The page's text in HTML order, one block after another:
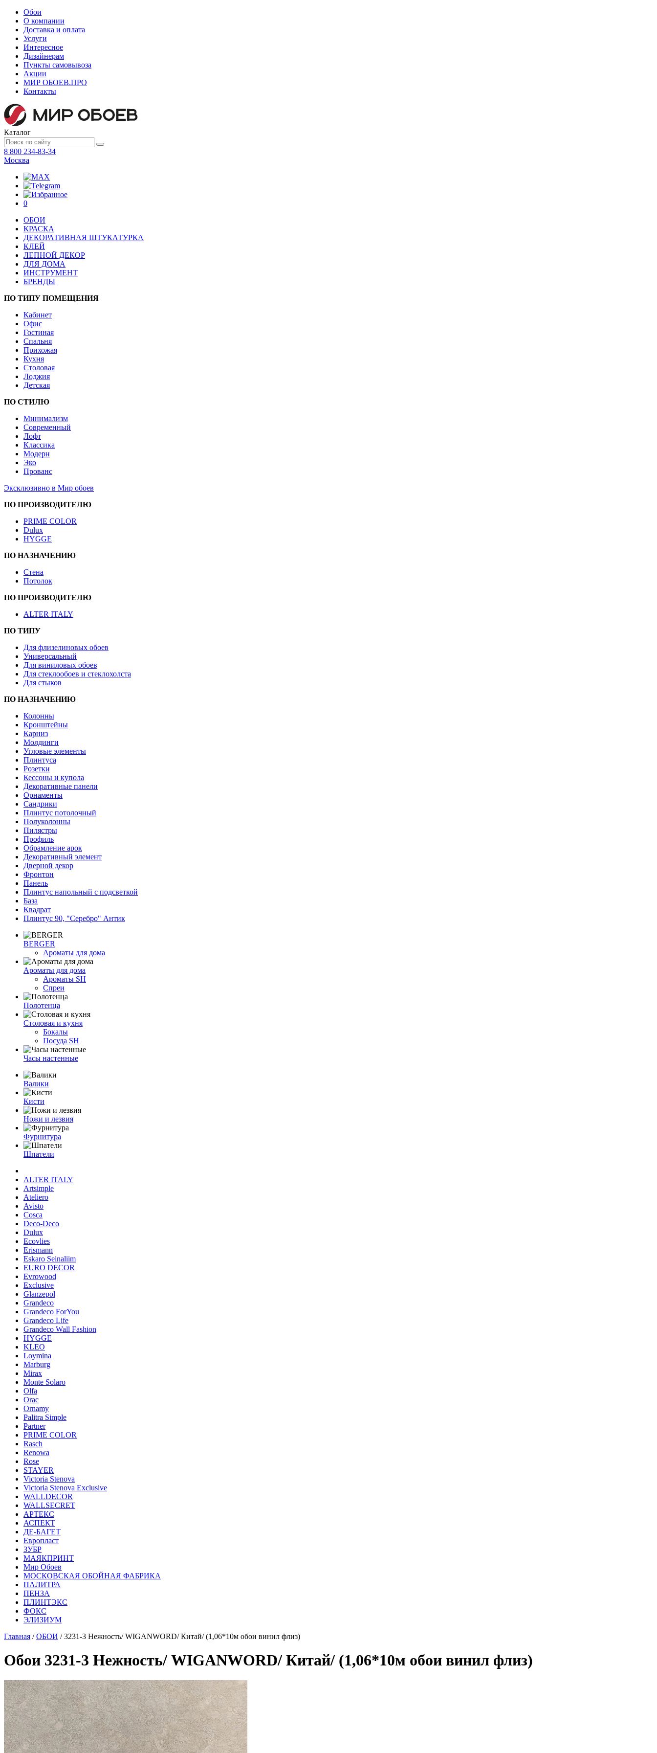
Обои
О компании
Доставка и оплата
Услуги
Интересное
Дизайнерам
Пункты самовывоза
Акции
МИР ОБОЕВ.ПРО
Контакты
Каталог
8 800 234-83-34
Москва
0
ОБОИ
КРАСКА
ДЕКОРАТИВНАЯ ШТУКАТУРКА
КЛЕЙ
ЛЕПНОЙ ДЕКОР
ДЛЯ ДОМА
ИНСТРУМЕНТ
БРЕНДЫ
ПО ТИПУ ПОМЕЩЕНИЯ
Кабинет
Офис
Гостиная
Спальня
Прихожая
Кухня
Столовая
Лоджия
Детская
ПО СТИЛЮ
Минимализм
Современный
Лофт
Классика
Модерн
Эко
Прованс
Эксклюзивно в Мир обоев
ПО ПРОИЗВОДИТЕЛЮ
PRIME COLOR
Dulux
HYGGE
ПО НАЗНАЧЕНИЮ
Стена
Потолок
ПО ПРОИЗВОДИТЕЛЮ
ALTER ITALY
ПО ТИПУ
Для флизелиновых обоев
Универсальный
Для виниловых обоев
Для стеклообоев и стеклохолста
Для стыков
ПО НАЗНАЧЕНИЮ
Колонны
Кронштейны
Карниз
Молдинги
Угловые элементы
Плинтуса
Розетки
Кессоны и купола
Декоративные панели
Орнаменты
Сандрики
Плинтус потолочный
Полуколонны
Пилястры
Профиль
Обрамление арок
Декоративный элемент
Дверной декор
Фронтон
Панель
Плинтус напольный с подсветкой
База
Квадрат
Плинтус 90, "Серебро" Антик
BERGER
Ароматы для дома
Ароматы для дома
Ароматы SH
Спреи
Полотенца
Столовая и кухня
Бокалы
Посуда SH
Часы настенные
Валики
Кисти
Ножи и лезвия
Фурнитура
Шпатели
ALTER ITALY
Artsimple
Ateliero
Avisto
Cosca
Deco-Deco
Dulux
Ecovlies
Erismann
Eskaro Seinaliim
EURO DECOR
Evrowood
Exclusive
Glanzepol
Grandeco
Grandeco ForYou
Grandeco Life
Grandeco Wall Fashion
HYGGE
KLEO
Loymina
Marburg
Mirax
Monte Solaro
Olfa
Orac
Ornamy
Palitra Simple
Partner
PRIME COLOR
Rasch
Renowa
Rose
STAYER
Victoria Stenova
Victoria Stenova Exclusive
WALLDECOR
WALLSECRET
АРТЕКС
АСПЕКТ
ДЕ-БАГЕТ
Европласт
ЗУБР
МАЯКПРИНТ
Мир Обоев
МОСКОВСКАЯ ОБОЙНАЯ ФАБРИКА
ПАЛИТРА
ПЕНЗА
ПЛИНТЭКС
ФОКС
ЭЛИЗИУМ
Главная /ОБОИ / 3231-3 Нежность/ WIGANWORD/ Китай/ (1,06*10м обои винил флиз)
Обои 3231-3 Нежность/ WIGANWORD/ Китай/ (1,06*10м обои винил флиз)